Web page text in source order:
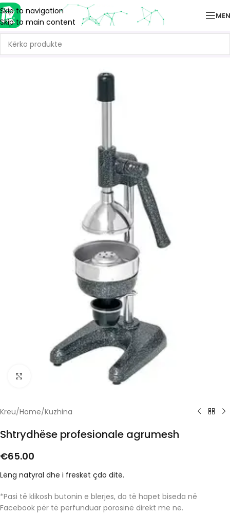
Skip to navigation
Skip to main content
Kreu/Home/Kuzhina
Shtrydhëse profesionale agrumesh
€65.00
Lëng natyral dhe i freskët çdo ditë.
*Pasi të klikosh butonin e blerjes, do të hapet biseda në
Facebook për të përfunduar porosinë direkt me ne.